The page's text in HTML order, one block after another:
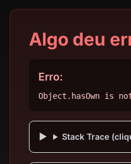
Algo deu
Erro:
Object.hasOwn is
Stack Trace